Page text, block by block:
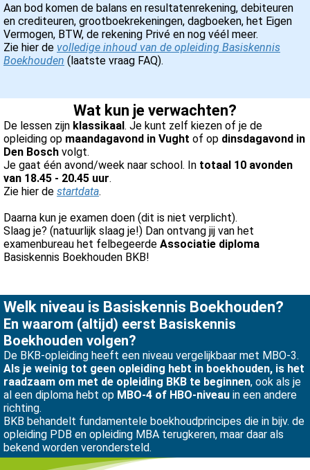
Aan bod komen de balans en resultatenrekening, debiteuren
en crediteuren, grootboekrekeningen, dagboeken, het Eigen
Vermogen, BTW, de rekening Privé en nog véél meer.
Zie hier de volledige inhoud van de opleiding Basiskennis
Boekhouden (laatste vraag FAQ).
Wat kun je verwachten?
De lessen zijn klassikaal. Je kunt zelf kiezen of je de
opleiding op maandagavond in Vught of op dinsdagavond in
Den Bosch volgt.
Je gaat één avond/week naar school. In totaal 10 avonden
van 18.45 - 20.45 uur.
Zie hier de startdata.
Daarna kun je examen doen (dit is niet verplicht).
Slaag je? (natuurlijk slaag je!) Dan ontvang jij van het
examenbureau het felbegeerde Associatie diploma
Basiskennis Boekhouden BKB!
Welk niveau is Basiskennis Boekhouden?
En waarom (altijd) eerst Basiskennis
Boekhouden volgen?
De BKB-opleiding heeft een niveau vergelijkbaar met MBO-3.
Als je weinig tot geen opleiding hebt in boekhouden, is het
raadzaam om met de opleiding BKB te beginnen, ook als je
al een diploma hebt op MBO-4 of HBO-niveau in een andere
richting.
BKB behandelt fundamentele boekhoudprincipes die in bijv. de
opleiding PDB en opleiding MBA terugkeren, maar daar als
bekend worden verondersteld.